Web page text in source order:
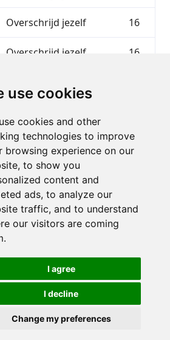
use cookies
cookies and other
technologies to improve
browsing experience on our
to show you
content and
ads, to analyze our
traffic, and to understand
our visitors are coming
I agree
I decline
Change my preferences
Overschrijd jezelf 16
Overschrijd jezelf 16
Overschrijd jezelf 16
Overschrijd jezelf
2 van 51
1251 Prestaties
Volgende
DistantRace
+371 25425987